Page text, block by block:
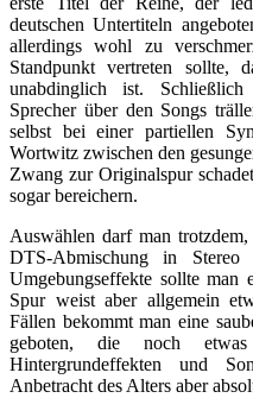
deutschen Untertiteln
allerdings wohl zu
Standpunkt vertreten sollte,
unabdinglich ist.
Sprecher über den Songs
selbst bei einer partiellen
Wortwitz zwischen den
Zwang zur Originalspur
sogar bereichern.
Auswählen darf man
DTS-Abmischung in
Umgebungseffekte sollte man
Spur weist aber allgemein
Fällen bekommt man eine
geboten, die noch
Hintergrundeffekten und
Anbetracht des Alters aber